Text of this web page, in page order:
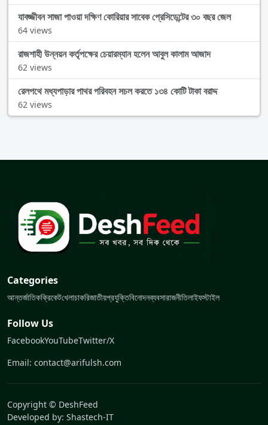
যাবজ্জীবন সাজা পাওয়া দক্ষিণ কোরিয়ার সাবেক প্রেসিডেন্টের ৩০ বছর জেল
64 views
রাজশাহী উন্নয়ন কর্তৃপক্ষের চেয়ারম্যান হলেন আবুল কালাম আজাদ
62 views
রেলপথে মধ্যপাড়ার পাথর পরিবহন সচল করতে ১৩৪ কোটি টাকা বরাদ্দ
62 views
Categories
আন্তর্জাতিকক্রিকেটখেলাচাকরিজাতীয়প্রযুক্তিবিনোদনব্যবসারাজনীতিলাইফস্টাইল
Follow Us
FacebookYouTubeTwitter/X
Email: contact@arifulsh.com
Copyright © DeshFeed
Developed by: Shastech-IT